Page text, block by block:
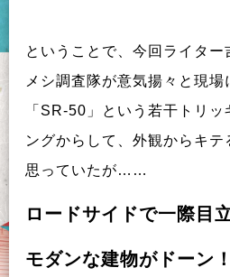
と い う こ と で、 今回 ラ イ タ ー
メ シ調査隊が意気揚々 と 現場
「 SR-50 」 と い う 若干 ト リ ッ
ングから して 外観から キ テ
思 って いた が……
ロ ー ドサイ ドで一際目
モダンな建物がドーン ！